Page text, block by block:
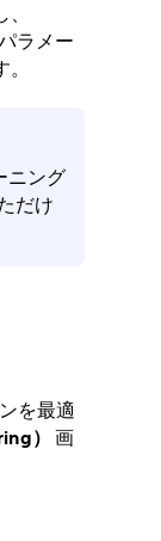
ラメー
ニング
だけ
を最適
） ​ 画